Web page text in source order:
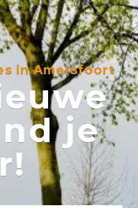
in Amersfoort
je